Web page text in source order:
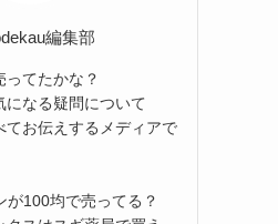
編集部
ってたかな？
になる疑問について
てお伝えするメディアで
が100均で売ってる？